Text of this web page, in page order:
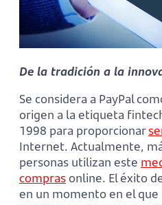
De la tradición a la
Se considera a PayPal
origen a la etiqueta
1998 para proporcionar
Internet. Actualmente,
personas utilizan este
comprasonline. El éxito
en un momento en el